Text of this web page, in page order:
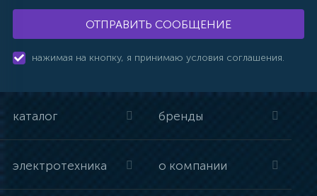
ОТПРАВИТЬ СООБЩЕНИЕ
нажимая на кнопку, я принимаю условия соглашения.
каталог бренды
электротехника о компании